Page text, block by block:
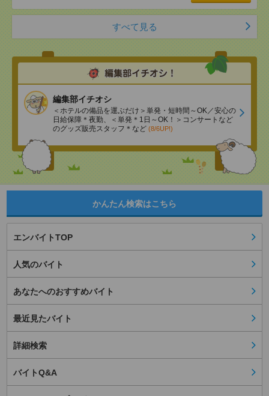
すべて見る
編集部イチオシ
＜ホテルの備品を運ぶだけ＞単発・短時間～OK／安心の
日給保障＊夜勤、＜単発＊1日～OK！＞コンサートなど
のグッズ販売スタッフ＊など (8/6UP!)
かんたん検索はこちら
エンバイトTOP
人気のバイト
あなたへのおすすめバイト
最近見たバイト
詳細検索
バイトQ&A